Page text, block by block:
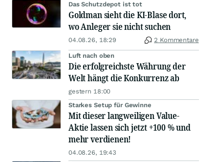
Das Schutzdepot ist tot
Goldman sieht die KI-Blase dort,
wo Anleger sie nicht suchen
04.08.26, 18:29 2 Kommentare
Luft nach oben
Die erfolgreichste Währung der
Welt hängt die Konkurrenz ab
gestern 18:00
Starkes Setup für Gewinne
Mit dieser langweiligen Value-
Aktie lassen sich jetzt +100 % und
mehr verdienen!
04.08.26, 19:43